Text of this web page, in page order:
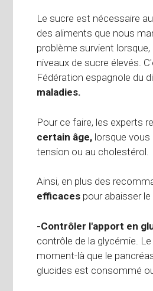
Le sucre est nécessaire
des aliments que nous
problème survient
niveaux de sucre élevés.
Fédération espagnole du
maladies.
Pour ce faire, les experts
certain âge, lorsque vous
tension ou au cholestérol.
Ainsi, en plus des
efficaces pour abaisser
-Contrôler l'apport en
contrôle de la glycémie.
moment-là que le
glucides est consommé